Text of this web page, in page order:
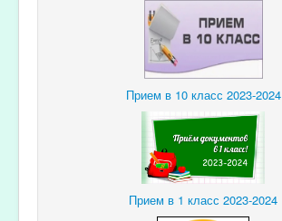
Прием в 10 класс 2023-2024
Прием в 1 класс 2023-2024